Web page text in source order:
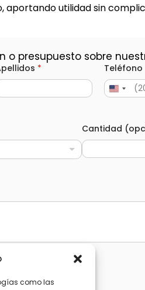
como las
aportando utilidad sin
o presupuesto sobre
* Teléfono
Cantidad
de privacidad